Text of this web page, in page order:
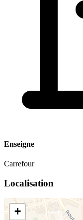
Enseigne
Carrefour
Localisation
+